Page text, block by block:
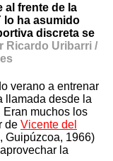
al frente de la
lo ha asumido
discreta se
Ricardo Uribarri /
verano a entrenar
llamada desde la
muchos los
de Vicente del
Guipúzcoa, 1966)
la